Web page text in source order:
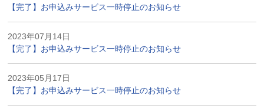
【完了】お申込みサービス一時停止のお知らせ
2023年07月14日
【完了】お申込みサービス一時停止のお知らせ
2023年05月17日
【完了】お申込みサービス一時停止のお知らせ